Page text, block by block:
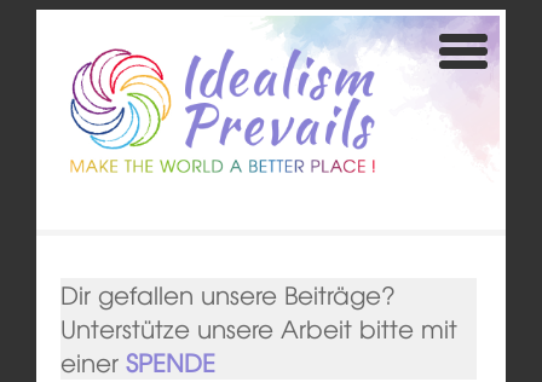
Dir gefallen unsere Beiträge?
Unterstütze unsere Arbeit bitte mit
einer SPENDE